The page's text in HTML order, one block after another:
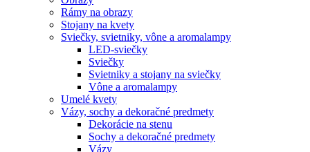
Rámy na obrazy
Stojany na kvety
Sviečky, svietniky, vône a aromalampy
LED-sviečky
Sviečky
Svietniky a stojany na sviečky
Vône a aromalampy
Umelé kvety
Vázy, sochy a dekoračné predmety
Dekorácie na stenu
Sochy a dekoračné predmety
Vázy